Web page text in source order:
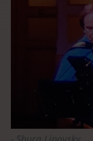
Shura Lipovsky